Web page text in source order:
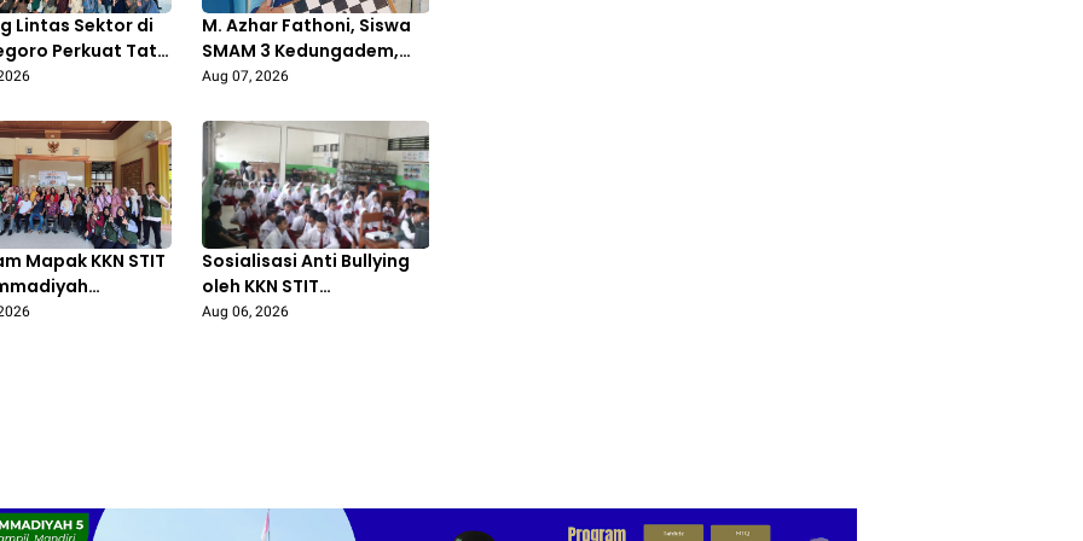
Lintas Sektor di
Perkuat Tata
M. Azhar Fathoni, Siswa
SMAM 3 Kedungadem,
Raih Juara 1 Turnamen
Kecamatan
Aug 07, 2026
Mapak KKN STIT
Edukasi
Sosialisasi Anti Bullying
oleh KKN STIT
Muhammadiyah
Aug 06, 2026